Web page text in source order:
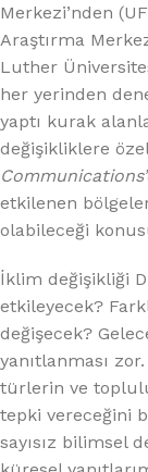
Merkezi’nden
Araştırma
Luther
her yerinden
yaptı kurak
değişikliklere
etkilenen
olabileceği
İklim değişikliği
etkileyecek?
değişecek?
yanıtlanması
türlerin ve
tepki vereceğini
sayısız bilimsel